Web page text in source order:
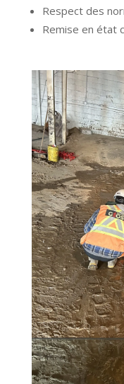
Respect des
Remise en état